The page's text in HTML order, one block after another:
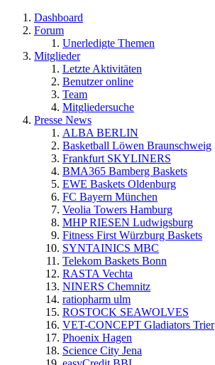
Dashboard
Forum
Unerledigte Themen
Mitglieder
Letzte Aktivitäten
Benutzer online
Team
Mitgliedersuche
Presse News
ALBA BERLIN
Basketball Löwen Braunschweig
Frankfurt SKYLINERS
BMA365 Bamberg Baskets
EWE Baskets Oldenburg
FC Bayern München
Veolia Towers Hamburg
MHP RIESEN Ludwigsburg
Fitness First Würzburg Baskets
SYNTAINICS MBC
Telekom Baskets Bonn
RASTA Vechta
NINERS Chemnitz
ratiopharm ulm
ROSTOCK SEAWOLVES
VET-CONCEPT Gladiators Trier
Phoenix Hagen
Science City Jena